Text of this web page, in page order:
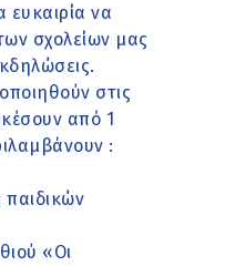
ευκαιρία να
σχολείων μας
στις
από 1
:
παιδικών
«Οι